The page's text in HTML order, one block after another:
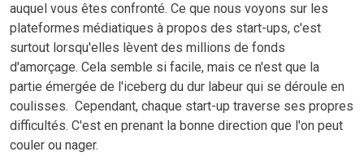
auquel vous êtes confronté. Ce que nous voyons sur les
plateformes médiatiques à propos des start-ups, c'est
surtout lorsqu'elles lèvent des millions de fonds
d'amorçage. Cela semble si facile, mais ce n'est que la
partie émergée de l'iceberg du dur labeur qui se déroule en
coulisses. Cependant, chaque start-up traverse ses propres
difficultés. C'est en prenant la bonne direction que l'on peut
couler ou nager.